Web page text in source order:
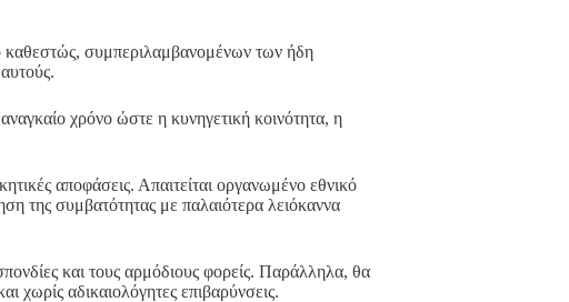
καθεστώς, συμπεριλαμβανομένων των ήδη
χρόνο ώστε η κυνηγετική κοινότητα, η
αποφάσεις. Απαιτείται οργανωμένο εθνικό
της συμβατότητας με παλαιότερα λειόκαννα
και τους αρμόδιους φορείς. Παράλληλα, θα
αδικαιολόγητες επιβαρύνσεις.